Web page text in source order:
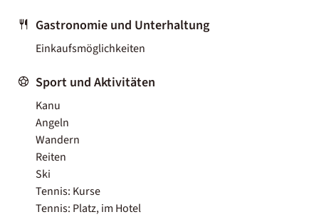
Gastronomie und Unterhaltung
Einkaufsmöglichkeiten
Sport und Aktivitäten
Kanu
Angeln
Wandern
Reiten
Ski
Tennis: Kurse
Tennis: Platz, im Hotel